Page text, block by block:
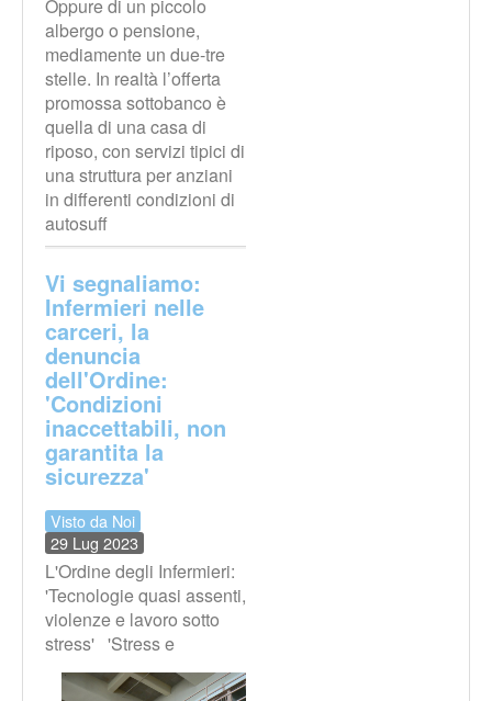
Oppure di un piccolo
albergo o pensione,
mediamente un due-tre
stelle. In realtà l’offerta
promossa sottobanco è
quella di una casa di
riposo, con servizi tipici di
una struttura per anziani
in differenti condizioni di
autosuff
Vi segnaliamo:
Infermieri nelle
carceri, la
denuncia
dell'Ordine:
'Condizioni
inaccettabili, non
garantita la
sicurezza'
Visto da Noi
29 Lug 2023
L'Ordine degli Infermieri:
'Tecnologie quasi assenti,
violenze e lavoro sotto
stress' 'Stress e